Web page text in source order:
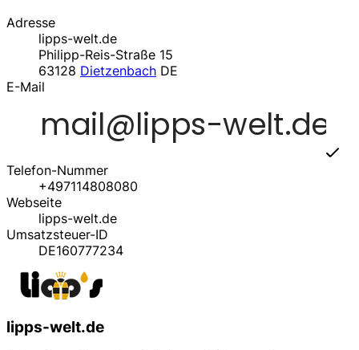
Adresse
lipps-welt.de
Philipp-Reis-Straße 15
63128 Dietzenbach DE
E-Mail
Telefon-Nummer
+497114808080
Webseite
lipps-welt.de
Umsatzsteuer-ID
DE160777234
lipps-welt.de